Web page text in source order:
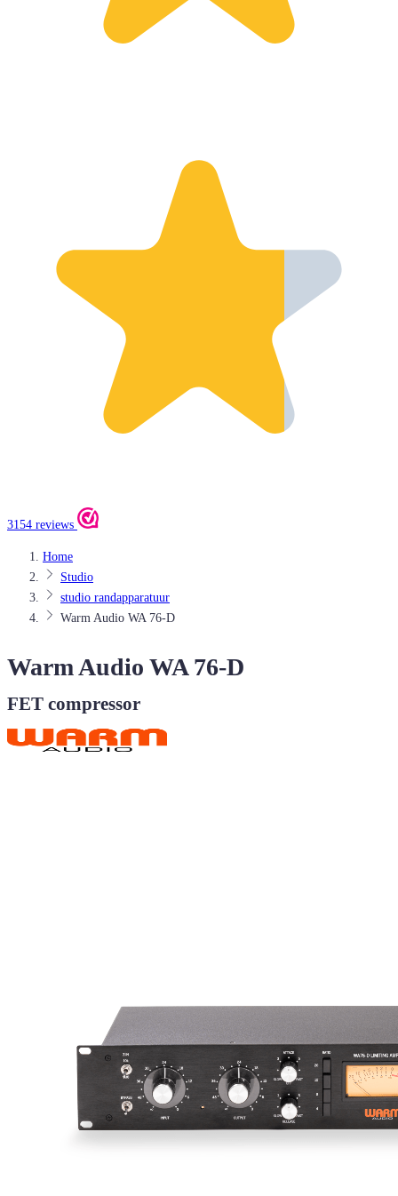
3154 reviews
Home
Studio
studio randapparatuur
Warm Audio WA 76-D
Warm Audio WA 76-D
FET compressor